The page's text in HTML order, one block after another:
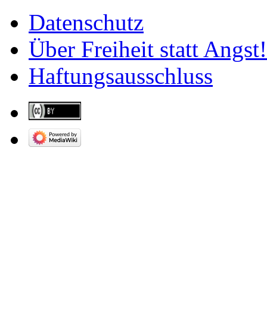
Datenschutz
Über Freiheit statt Angst!
Haftungsausschluss